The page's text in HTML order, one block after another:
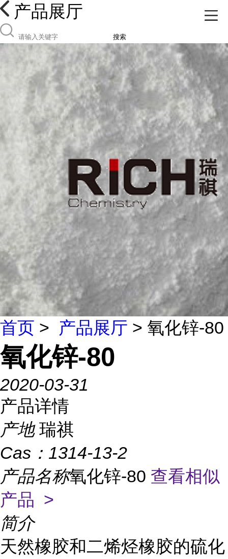
产品展厅
搜索
首页 > 产品展厅 > 氧化锌-80
氧化锌-80
2020-03-31
产品详情
产地 瑞祺
Cas： 1314-13-2
产品名称氧化锌-80 查看相似
产品 >
简介
天然橡胶和二烯烃橡胶的硫化